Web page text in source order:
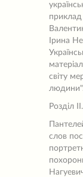
Ірина
світу
Розділ
слов